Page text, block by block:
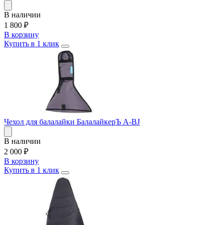
В наличии
1 800 ₽
В корзину
Купить в 1 клик
Чехол для балалайки БалалайкерЪ A-BJ
В наличии
2 000 ₽
В корзину
Купить в 1 клик